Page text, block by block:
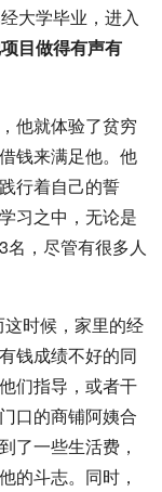
大学毕业，进入
目做得有声有
他就体验了贫穷
钱来满足他。他
行着自己的誓
习之中，无论是
，尽管有很多人
时候，家里的经
钱成绩不好的同
们指导，或者干
口的商铺阿姨合
了一些生活费，
的斗志。同时，